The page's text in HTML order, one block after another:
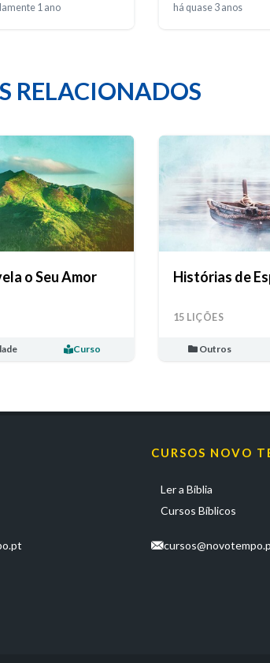
1 ano há quase 3 anos
RELACIONADOS
o Seu Amor
Curso
Histórias de
15 LIÇÕES
Outros
CURSOS NOVO
Ler a Bíblia
Cursos Bíblicos